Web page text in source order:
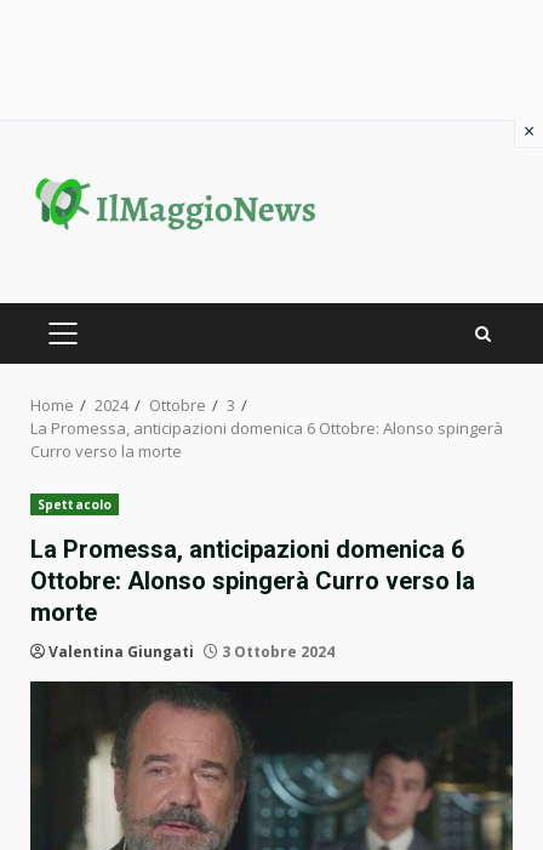
content
PRIMARY
Home 2024 Ottobre
3
La Promessa, anticipazioni domenica 6 Ottobre: Alonso spingerà
Curro verso la morte
Spettacolo
La Promessa, anticipazioni domenica 6
Ottobre: Alonso spingerà Curro verso la
morte
Valentina Giungati 3 Ottobre 2024
×